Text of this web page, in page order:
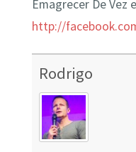
Emagrecer De Vez
http://
Rodrigo